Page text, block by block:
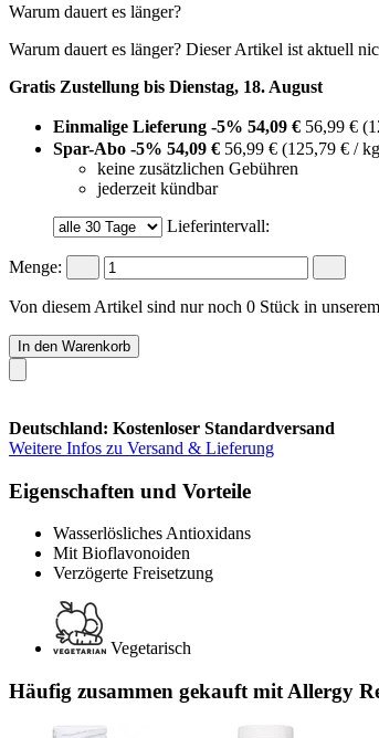
Warum dauert es länger?
Warum dauert es länger? Dieser Artikel ist aktuell
Gratis Zustellung bis Dienstag, 18. August
Einmalige Lieferung -5% 54,09 € 56,99 €
Spar-Abo -5% 54,09 € 56,99 € (125,79 € /
keine zusätzlichen Gebühren
jederzeit kündbar
Lieferintervall:
Menge:
Von diesem Artikel sind nur noch 0 Stück in
In den Warenkorb
Deutschland: Kostenloser Standardversand
Weitere Infos zu Versand & Lieferung
Eigenschaften und Vorteile
Wasserlösliches Antioxidans
Mit Bioflavonoiden
Verzögerte Freisetzung
Vegetarisch
Häufig zusammen gekauft mit Allergy